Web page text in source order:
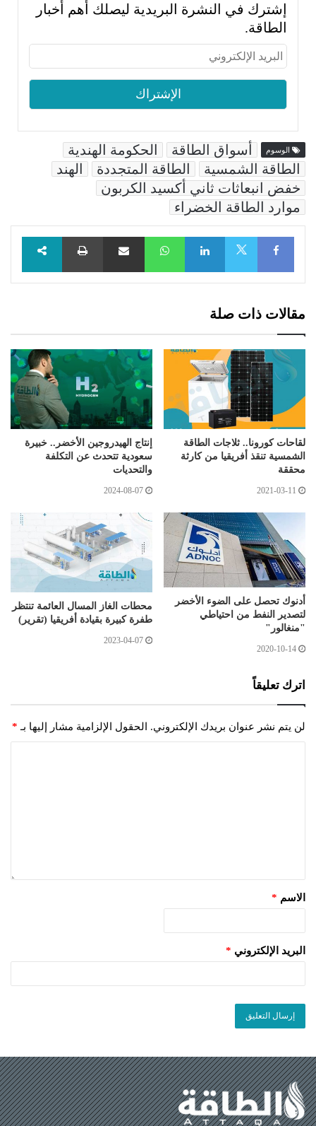
إشترك في النشرة البريدية ليصلك أهم أخبار
الطاقة.
الوسوم أسواق الطاقة
الحكومة الهندية
الطاقة الشمسية
الطاقة المتجددة
الهند
خفض انبعاثات ثاني أكسيد الكربون
موارد الطاقة الخضراء
Facebook
LinkedIn
WhatsAppمشاركة عبر البريد طباعة
مقالات ذات صلة
لقاحات كورونا.. ثلاجات الطاقة
الشمسية تنقذ أفريقيا من كارثة
محققة
2021-03-11
إنتاج الهيدروجين الأخضر.. خبيرة
سعودية تتحدث عن التكلفة
والتحديات
2024-08-07
أدنوك تحصل على الضوء الأخضر
لتصدير النفط من احتياطي
"منغالور"
2020-10-14
محطات الغاز المسال العائمة تنتظر
طفرة كبيرة بقيادة أفريقيا (تقرير)
2023-04-07
اترك تعليقاً
لن يتم نشر عنوان بريدك الإلكتروني. الحقول الإلزامية مشار إليها بـ *
الاسم *
البريد الإلكتروني *